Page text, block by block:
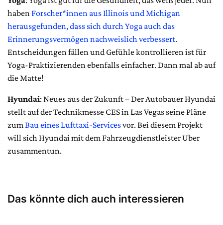
haben Forscher*innen aus Illinois und Michigan
herausgefunden, dass sich durch Yoga auch das
Erinnerungsvermögen nachweislich verbessert.
Entscheidungen fällen und Gefühle kontrollieren ist für
Yoga-Praktizierenden ebenfalls einfacher. Dann mal ab auf
die Matte!
Hyundai: Neues aus der Zukunft – Der Autobauer Hyundai
stellt auf der Technikmesse CES in Las Vegas seine Pläne
zumBau eines Lufttaxi-Servicesvor. Bei diesem Projekt
will sich Hyundai mit dem Fahrzeugdienstleister Uber
zusammentun.
Das könnte dich auch interessieren